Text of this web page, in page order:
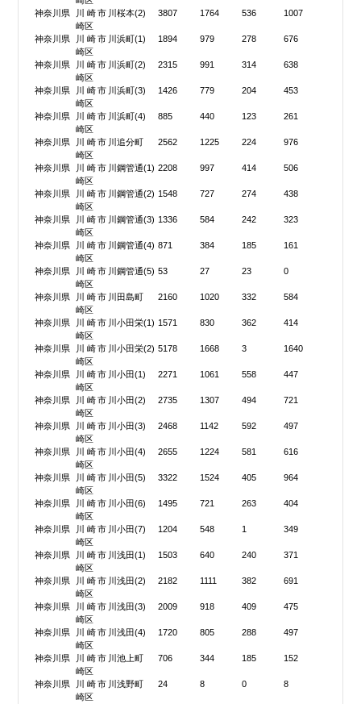
神奈川県
川崎市川
崎区
桜本(2) 3807 1764 536 1007
神奈川県
川崎市川
崎区
浜町(1) 1894 979 278 676
神奈川県
川崎市川
崎区
浜町(2) 2315 991 314 638
神奈川県
川崎市川
崎区
浜町(3) 1426 779 204 453
神奈川県
川崎市川
崎区
浜町(4) 885 440 123 261
神奈川県
川崎市川
崎区
追分町 2562 1225 224 976
神奈川県
川崎市川
崎区
鋼管通(1) 2208 997 414 506
神奈川県
川崎市川
崎区
鋼管通(2) 1548 727 274 438
神奈川県
川崎市川
崎区
鋼管通(3) 1336 584 242 323
神奈川県
川崎市川
崎区
鋼管通(4) 871 384 185 161
神奈川県
川崎市川
崎区
鋼管通(5) 53 27 23 0
神奈川県
川崎市川
崎区
田島町 2160 1020 332 584
神奈川県
川崎市川
崎区
小田栄(1) 1571 830 362 414
神奈川県
川崎市川
崎区
小田栄(2) 5178 1668 3 1640
神奈川県
川崎市川
崎区
小田(1) 2271 1061 558 447
神奈川県
川崎市川
崎区
小田(2) 2735 1307 494 721
神奈川県
川崎市川
崎区
小田(3) 2468 1142 592 497
神奈川県
川崎市川
崎区
小田(4) 2655 1224 581 616
神奈川県
川崎市川
崎区
小田(5) 3322 1524 405 964
神奈川県
川崎市川
崎区
小田(6) 1495 721 263 404
神奈川県
川崎市川
崎区
小田(7) 1204 548 1 349
神奈川県
川崎市川
崎区
浅田(1) 1503 640 240 371
神奈川県
川崎市川
崎区
浅田(2) 2182 1111 382 691
神奈川県
川崎市川
崎区
浅田(3) 2009 918 409 475
神奈川県
川崎市川
崎区
浅田(4) 1720 805 288 497
神奈川県
川崎市川
崎区
池上町 706 344 185 152
神奈川県
川崎市川
崎区
浅野町 24 8 0 8